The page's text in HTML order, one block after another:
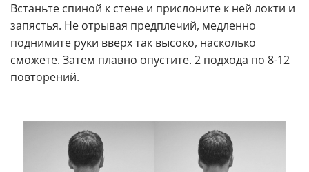
Встаньте спиной к стене и прислоните к ней локти и
запястья. Не отрывая предплечий, медленно
поднимите руки вверх так высоко, насколько
сможете. Затем плавно опустите. 2 подхода по 8-12
повторений.